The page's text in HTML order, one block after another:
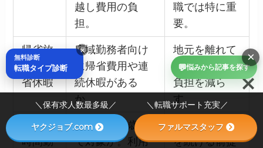
越し費用の負
担。
職では特に重
要。
帰省旅
費・帰
省休暇
広域勤務者向け
に帰省費用や連
続休暇がある
か。
地元を離れて
働く薬剤師の
負担を減ら
す。
育児短
時間勤
子どもが何歳ま
で対象か。利用
出産後も仕事
を続ける前提
💬悩みから記事を探す
×
×
無料診断
転職タイプ診断
＼保有求人数最多級／ ＼転職サポート充実／
ヤクジョブ.com ファルマスタッフ